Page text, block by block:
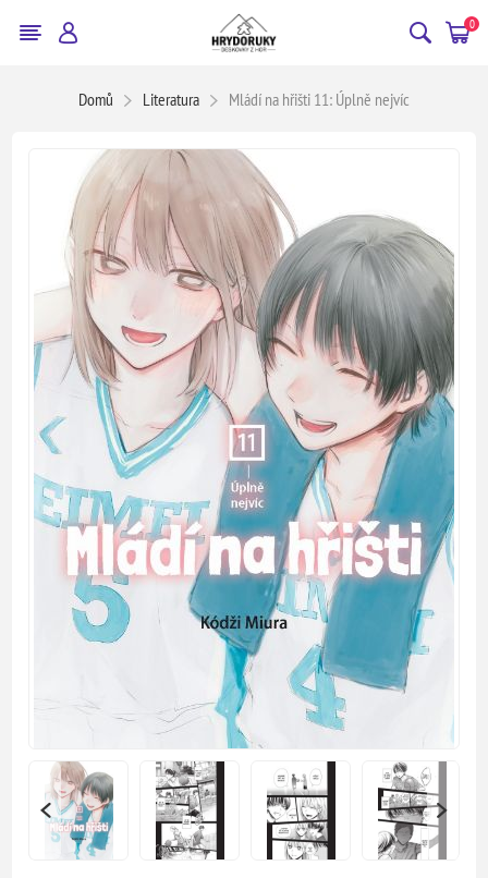
0
Domů Literatura Mládí na hřišti 11: Úplně nejvíc